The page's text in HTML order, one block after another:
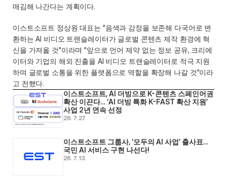
매김해 나간다는 계획이다.
이스트소프트 정상원 대표는 "음색과 감정을 보존해 다국어로 변
환하는 AI 비디오 트랜슬레이터가 글로벌 콘텐츠 제작 환경에 혁
신을 가져올 것"이라며 "앞으로 언어 제약 없는 정보 공유, 크리에
이터와 기업의 해외 진출을 AI 비디오 트랜슬레이터로 적극 지원
하며 글로벌 소통을 위한 플랫폼으로 역할을 확장해 나갈 것"이라
고 전했다.
이스트소프트, AI 더빙으로 K-콘텐츠 스페인어권
확산 이끈다… ‘AI 더빙 특화 K-FAST 확산 지원’
사업 2년 연속 선정
26. 7. 27.
이스트소프트 그룹사, ‘모두의 AI 사업’ 출사표…
국민 AI 서비스 구현 나선다!
26. 7. 13.